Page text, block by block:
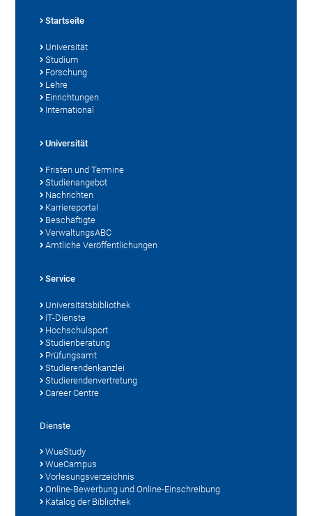
Startseite
Universität
Studium
Forschung
Lehre
Einrichtungen
International
Universität
Fristen und Termine
Studienangebot
Nachrichten
Karriereportal
Beschäftigte
VerwaltungsABC
Amtliche Veröffentlichungen
Service
Universitätsbibliothek
IT-Dienste
Hochschulsport
Studienberatung
Prüfungsamt
Studierendenkanzlei
Studierendenvertretung
Career Centre
Dienste
WueStudy
WueCampus
Vorlesungsverzeichnis
Online-Bewerbung und Online-Einschreibung
Katalog der Bibliothek